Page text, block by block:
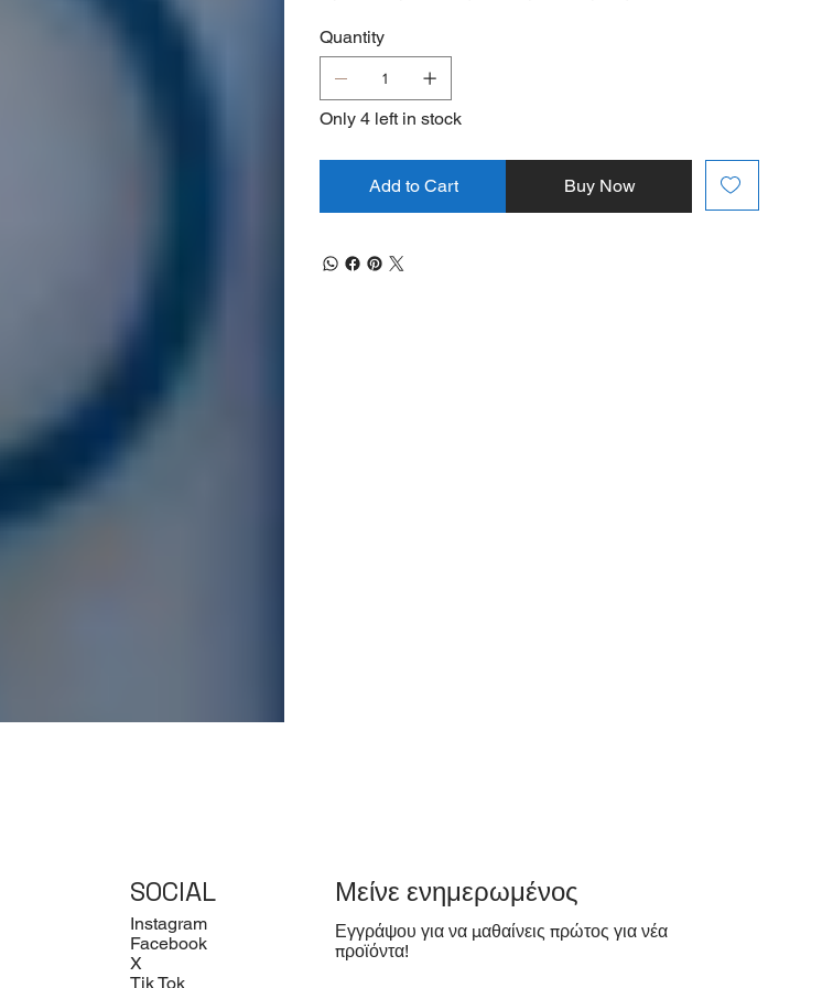
Quantity
Only 4 left in stock
Add to Cart Buy Now
SOCIAL
Instagram
Facebook
X
Tik Tok
​Μείνε ενημερωμένος
Εγγράψου για να μαθαίνεις πρώτος για νέα
προϊόντα!